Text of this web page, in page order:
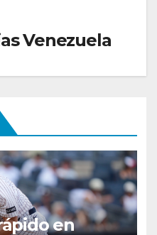
Venezuela
en